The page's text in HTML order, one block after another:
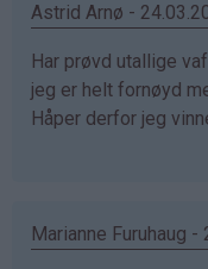
Astrid Arnø -
Har prøvd utallige
jeg er helt fornøyd
Håper derfor jeg
Marianne Furuhaug